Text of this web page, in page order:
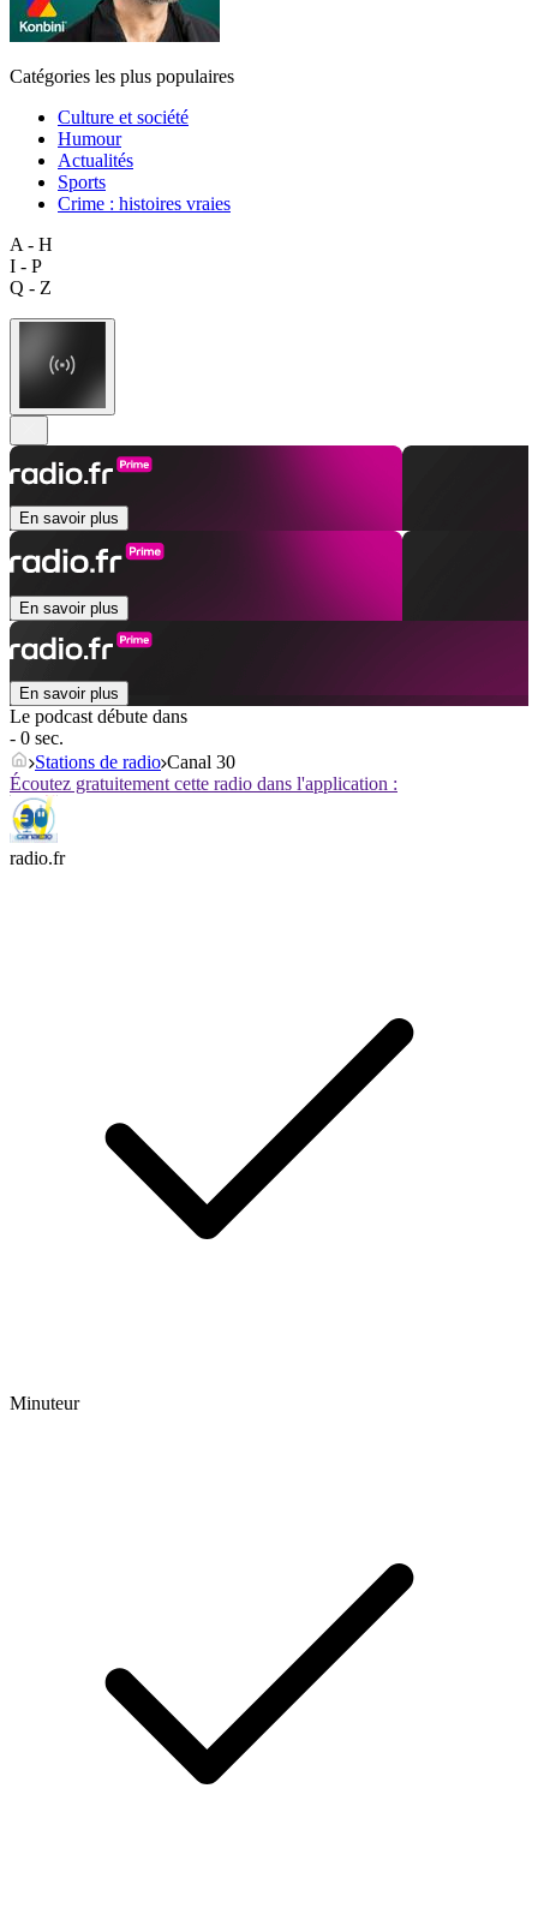
Catégories les plus populaires
Culture et société
Humour
Actualités
Sports
Crime : histoires vraies
A - H
I - P
Q - Z
En savoir plus
En savoir plus
En savoir plus
Le podcast débute dans
- 0 sec.
Stations de radio Canal 30
Écoutez gratuitement cette radio dans l'application :
radio.fr
Minuteur